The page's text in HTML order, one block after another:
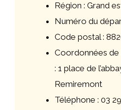
Région : Grand
Numéro du
Code postal :
Coordonnées de
: 1 place de
Remiremont
Téléphone : 03